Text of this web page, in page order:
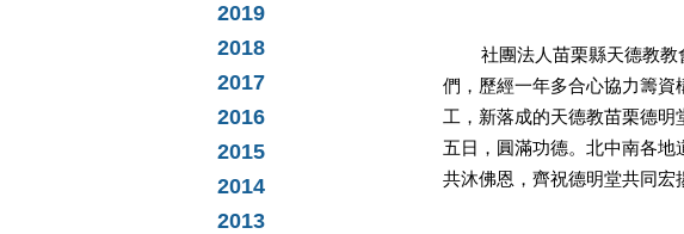
2019
2018
2017
2016
2015
2014
2013
社團法人苗栗縣天德教教
們，歷經一年多合心協力籌資
工，新落成的天德教苗栗德
五日，圓滿功德。北中南各地
共沐佛恩，齊祝德明堂共同宏